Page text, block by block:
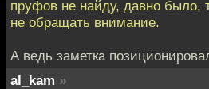
пруфов не найду, давно было,
не обращать внимание.
А ведь заметка
al_kam »